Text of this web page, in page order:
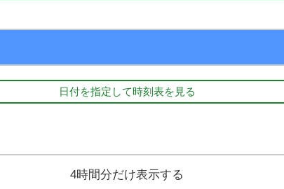
日付を指定して時刻表を見る
4時間分だけ表示する